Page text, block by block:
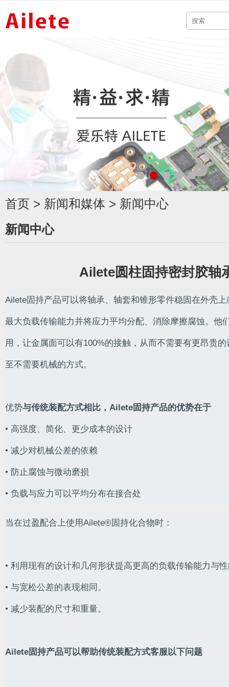
1 2 3
首页 > 新闻和媒体 > 新闻中心
新闻中心
Ailete圆柱固持密封胶轴
Ailete固持产品可以将轴承、轴套和锥形零件稳固在外壳
最大负载传输能力并将应力平均分配、消除摩擦腐蚀。他
用，让金属面可以有100%的接触，从而不需要有更昂贵
至不需要机械的方式。
优势与传统装配方式相比，Ailete固持产品的优势在于
• 高强度、简化、更少成本的设计
• 减少对机械公差的依赖
• 防止腐蚀与微动磨损
• 负载与应力可以平均分布在接合处
当在过盈配合上使用Ailete®固持化合物时：
• 利用现有的设计和几何形状提高更高的负载传输能力与
• 与宽松公差的表现相同。
• 减少装配的尺寸和重量。
Ailete固持产品可以帮助传统装配方式客服以下问题